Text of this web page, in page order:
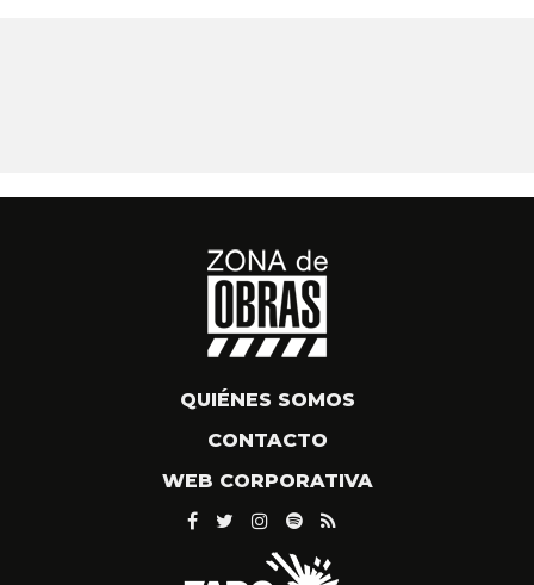
QUIÉNES SOMOS
CONTACTO
WEB CORPORATIVA